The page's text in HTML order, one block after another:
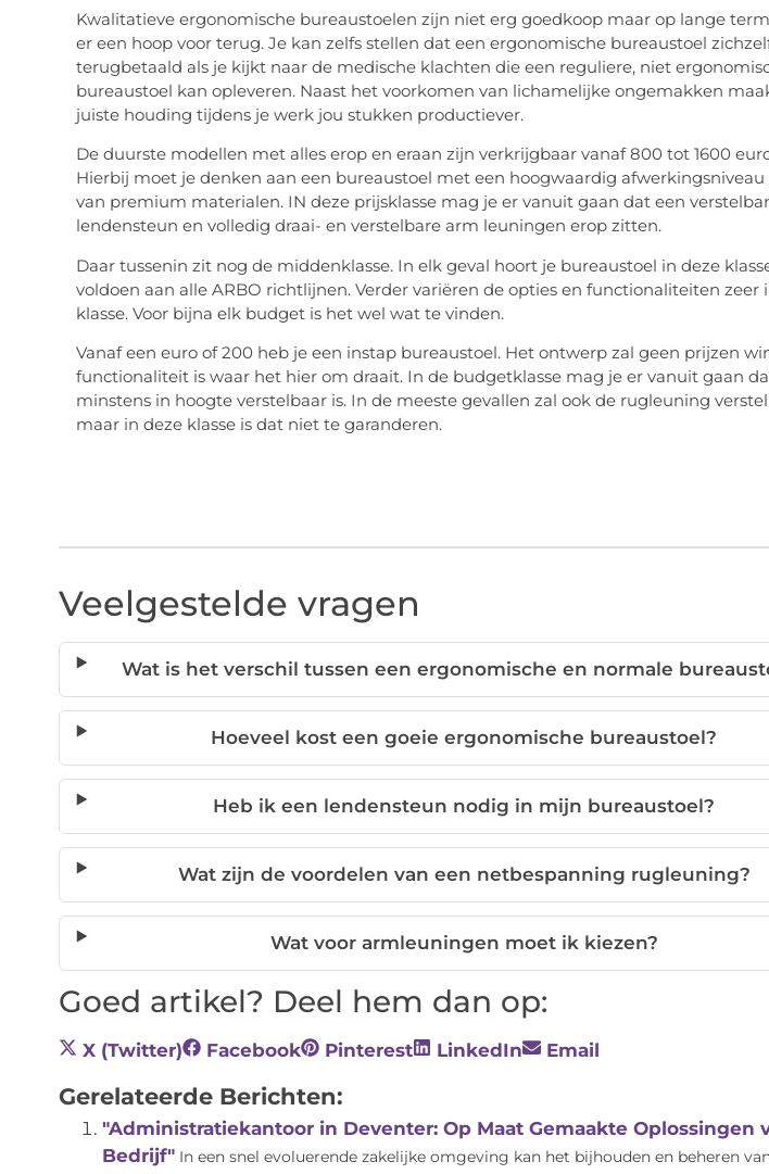
Kwalitatieve ergonomische bureaustoelen zijn niet erg goedkoop maar op lange
er een hoop voor terug. Je kan zelfs stellen dat een ergonomische bureaustoel
terugbetaald als je kijkt naar de medische klachten die een reguliere, niet
bureaustoel kan opleveren. Naast het voorkomen van lichamelijke ongemakken
juiste houding tijdens je werk jou stukken productiever.
De duurste modellen met alles erop en eraan zijn verkrijgbaar vanaf 800 tot 1600
Hierbij moet je denken aan een bureaustoel met een hoogwaardig
van premium materialen. IN deze prijsklasse mag je er vanuit gaan dat een
lendensteun en volledig draai- en verstelbare arm leuningen erop zitten.
Daar tussenin zit nog de middenklasse. In elk geval hoort je bureaustoel in deze
voldoen aan alle ARBO richtlijnen. Verder variëren de opties en functionaliteiten zeer
klasse. Voor bijna elk budget is het wel wat te vinden.
Vanaf een euro of 200 heb je een instap bureaustoel. Het ontwerp zal geen prijzen
functionaliteit is waar het hier om draait. In de budgetklasse mag je er vanuit gaan
minstens in hoogte verstelbaar is. In de meeste gevallen zal ook de rugleuning
maar in deze klasse is dat niet te garanderen.
Veelgestelde vragen
Wat is het verschil tussen een ergonomische en normale
Hoeveel kost een goeie ergonomische bureaustoel?
Heb ik een lendensteun nodig in mijn bureaustoel?
Wat zijn de voordelen van een netbespanning rugleuning?
Wat voor armleuningen moet ik kiezen?
Goed artikel? Deel hem dan op:
X (Twitter) Facebook Pinterest LinkedIn Email
Gerelateerde Berichten:
"Administratiekantoor in Deventer: Op Maat Gemaakte Oplossingen
Bedrijf" In een snel evoluerende zakelijke omgeving kan het bijhouden en beheren